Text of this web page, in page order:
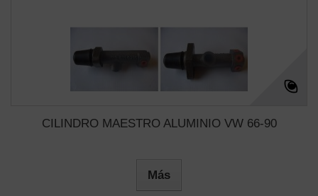
CILINDRO MAESTRO ALUMINIO VW 66-90
Más